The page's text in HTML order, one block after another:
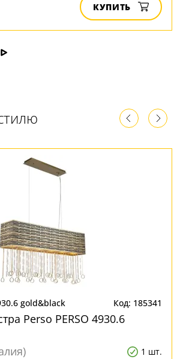
КУПИТЬ
gold&black Код: 185341
Perso PERSO 4930.6
1 шт.